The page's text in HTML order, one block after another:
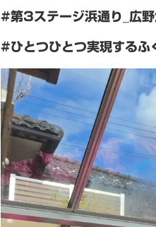
#第3ステージ浜通り_広
#ひとつひとつ実現するふ